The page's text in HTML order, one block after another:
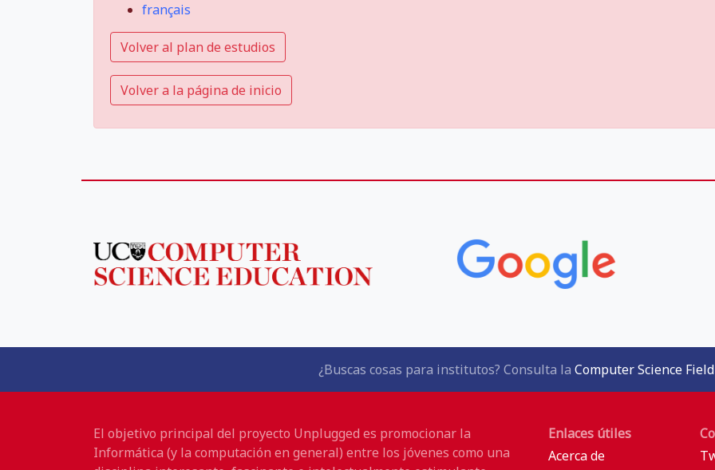
français
Volver al plan de estudios
Volver a la página de inicio
¿Buscas cosas para institutos? Consulta la Computer Science
El objetivo principal del proyecto Unplugged es promocionar la
Informática (y la computación en general) entre los jóvenes como una
Enlaces útiles
Acerca de